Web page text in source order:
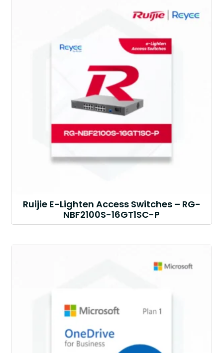
Ruijie E-Lighten Access Switches – RG-
NBF2100S-16GT1SC-P